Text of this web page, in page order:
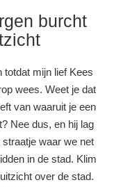
burcht
totdat mijn lief Kees
wees. Weet je dat
van waaruit je een
Nee dus, en hij lag
waar we net
in de stad. Klim
over de stad.